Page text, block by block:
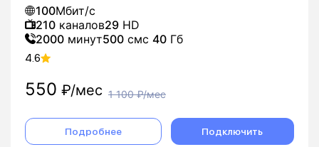
100Мбит/с
210 каналов29 HD
2000 минут500 смс 40 Гб
4.6
550 ₽/мес 1 100₽/мес
Подробнее Подключить